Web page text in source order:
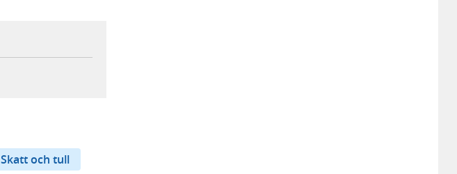
Skatt och tull